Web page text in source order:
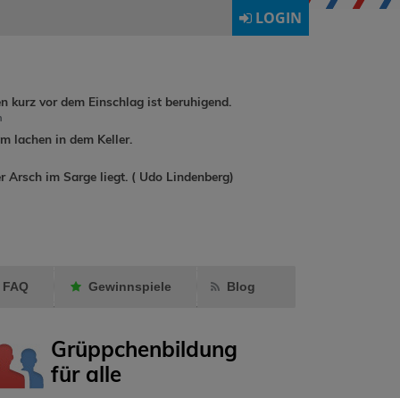
LOGIN
rene90hat
kurz vor dem Einschlag ist beruhigend.
lachen in dem Keller.
Arsch im Sarge liegt. ( Udo Lindenberg)
FAQ Gewinnspiele Blog
Grüppchenbildung
für alle